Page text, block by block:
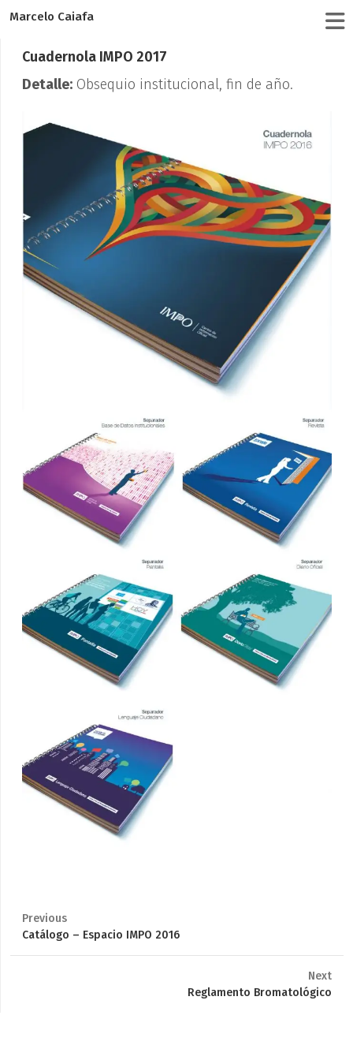
Marcelo Caiafa
Cuadernola IMPO 2017
Detalle: Obsequio institucional, fin de año.
Previous
Previous
Catálogo – Espacio IMPO 2016
Next
Reglamento Bromatológico